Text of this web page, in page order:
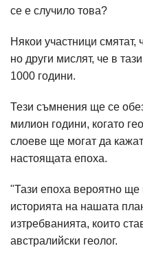
се е случило това?
Някои участници смятат,
но други мислят, че в
1000 години.
Тези съмнения ще се
милион години, когато
слоеве ще могат да
настоящата епоха.
"Тази епоха вероятно
историята на нашата
изтребванията, които
австралийски геолог.